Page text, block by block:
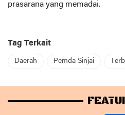
prasarana yang memadai.
Tag Terkait
Daerah Pemda Sinjai